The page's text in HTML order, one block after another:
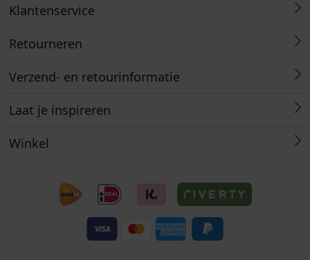
Klantenservice
Retourneren
Verzend- en retourinformatie
Laat je inspireren
Winkel